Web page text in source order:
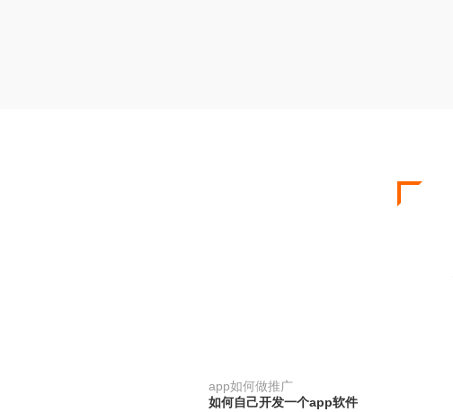
app如何做推广
如何自己开发一个app软件